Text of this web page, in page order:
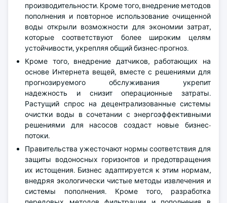
производительности. Кроме того, внедрение методов
пополнения и повторное использование очищенной
воды открыли возможности для экономии затрат,
которые соответствуют более широким целям
устойчивости, укрепляя общий бизнес-прогноз.
Кроме того, внедрение датчиков, работающих на
основе Интернета вещей, вместе с решениями для
прогнозируемого обслуживания укрепит
надежность и снизит операционные затраты.
Растущий спрос на децентрализованные системы
очистки воды в сочетании с энергоэффективными
решениями для насосов создаст новые бизнес-
потоки.
Правительства ужесточают нормы соответствия для
защиты водоносных горизонтов и предотвращения
их истощения. Бизнес адаптируется к этим нормам,
внедряя экологически чистые методы извлечения и
системы пополнения. Кроме того, разработка